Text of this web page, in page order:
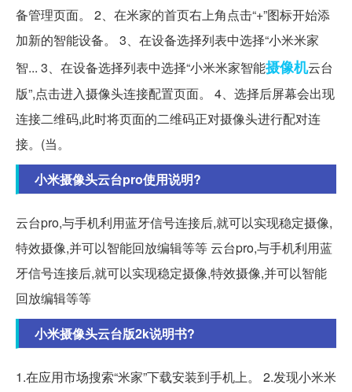
备管理页面。 2、在米家的首页右上角点击“+”图标开始添
加新的智能设备。 3、在设备选择列表中选择“小米米家
智... 3、在设备选择列表中选择“小米米家智能摄像机云台
版”,点击进入摄像头连接配置页面。 4、选择后屏幕会出现
连接二维码,此时将页面的二维码正对摄像头进行配对连
接。(当。
小米摄像头云台pro使用说明?
云台pro,与手机利用蓝牙信号连接后,就可以实现稳定摄像,
特效摄像,并可以智能回放编辑等等 云台pro,与手机利用蓝
牙信号连接后,就可以实现稳定摄像,特效摄像,并可以智能
回放编辑等等
小米摄像头云台版2k说明书?
1.在应用市场搜索“米家”下载安装到手机上。 2.发现小米米